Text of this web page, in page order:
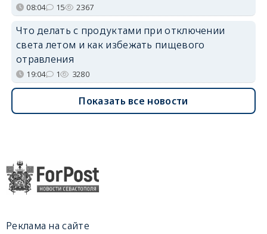
08:04 15 2367
Что делать с продуктами при отключении
света летом и как избежать пищевого
отравления
19:04 1 3280
Показать все новости
Реклама на сайте